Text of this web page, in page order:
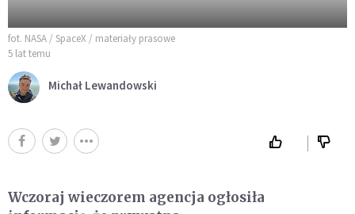
fot. NASA / SpaceX / materiały prasowe
5 lat temu
Michał Lewandowski
Wczoraj wieczorem agencja ogłosiła